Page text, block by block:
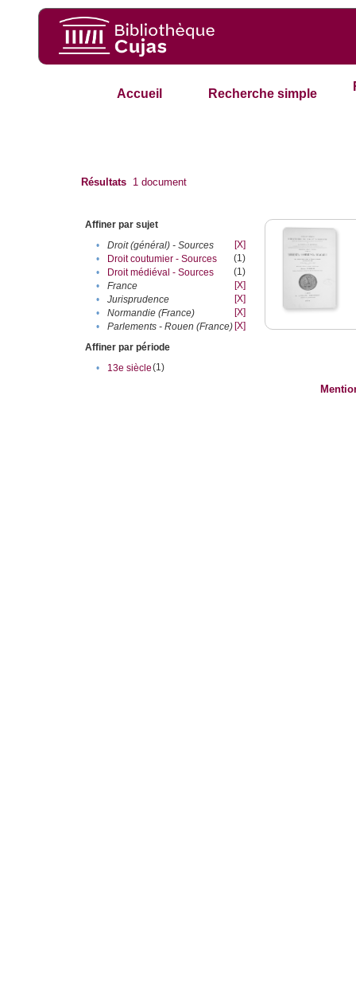
Accueil Recherche simple
Résultats 1 document
Affiner par sujet
•
Droit (général) - Sources
[X]
•
Droit coutumier - Sources
(1)
•
Droit médiéval - Sources
(1)
•
France
[X]
•
Jurisprudence
[X]
•
Normandie (France)
[X]
•
Parlements - Rouen (France) [X]
Affiner par période
•
13e siècle(1)